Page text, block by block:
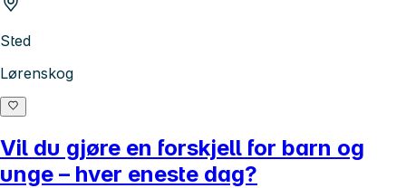
Sted
Lørenskog
Vil du gjøre en forskjell for barn og
unge – hver eneste dag?